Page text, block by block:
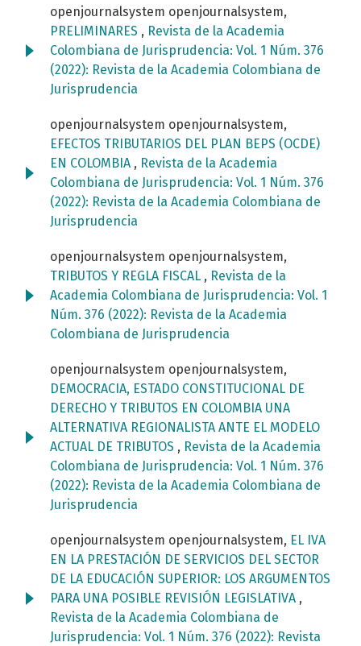
openjournalsystem openjournalsystem,
PRELIMINARES , Revista de la Academia
Colombiana de Jurisprudencia: Vol. 1 Núm. 376
(2022): Revista de la Academia Colombiana de
Jurisprudencia
openjournalsystem openjournalsystem,
EFECTOS TRIBUTARIOS DEL PLAN BEPS (OCDE)
EN COLOMBIA , Revista de la Academia
Colombiana de Jurisprudencia: Vol. 1 Núm. 376
(2022): Revista de la Academia Colombiana de
Jurisprudencia
openjournalsystem openjournalsystem,
TRIBUTOS Y REGLA FISCAL , Revista de la
Academia Colombiana de Jurisprudencia: Vol. 1
Núm. 376 (2022): Revista de la Academia
Colombiana de Jurisprudencia
openjournalsystem openjournalsystem,
DEMOCRACIA, ESTADO CONSTITUCIONAL DE
DERECHO Y TRIBUTOS EN COLOMBIA UNA
ALTERNATIVA REGIONALISTA ANTE EL MODELO
ACTUAL DE TRIBUTOS , Revista de la Academia
Colombiana de Jurisprudencia: Vol. 1 Núm. 376
(2022): Revista de la Academia Colombiana de
Jurisprudencia
openjournalsystem openjournalsystem, EL IVA
EN LA PRESTACIÓN DE SERVICIOS DEL SECTOR
DE LA EDUCACIÓN SUPERIOR: LOS ARGUMENTOS
PARA UNA POSIBLE REVISIÓN LEGISLATIVA ,
Revista de la Academia Colombiana de
Jurisprudencia: Vol. 1 Núm. 376 (2022): Revista